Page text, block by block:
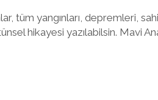
tüm yangınları, depremleri,
hikayesi yazılabilsin. Mavi